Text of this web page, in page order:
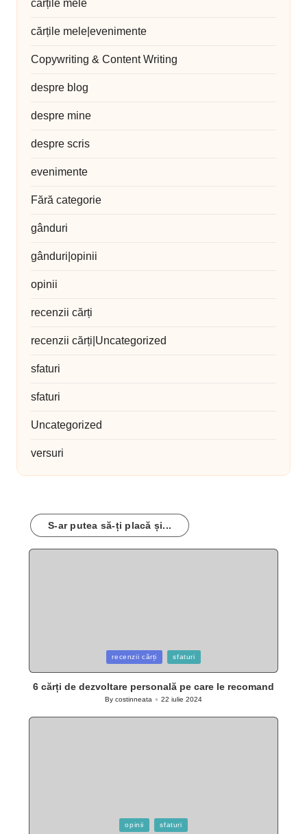
cărțile mele
cărțile mele|evenimente
Copywriting & Content Writing
despre blog
despre mine
despre scris
evenimente
Fără categorie
gânduri
gânduri|opinii
opinii
recenzii cărți
recenzii cărți|Uncategorized
sfaturi
sfaturi
Uncategorized
versuri
S-ar putea să-ți placă și...
in
recenzii cărți sfaturi
6 cărți de dezvoltare personală pe care le recomand
Posted
Bycostinneata 22 iulie 2024
opinii sfaturi